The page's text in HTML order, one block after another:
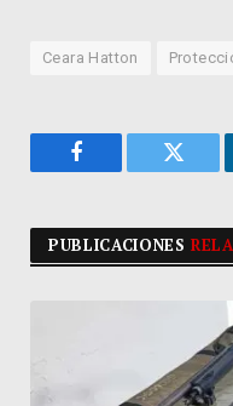
Ceara Hatton
Facebook
PUBLICACIONES